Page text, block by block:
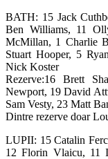
BATH: 15 Jack
Ben Williams, 11
McMillan, 1 Charlie
Stuart Hooper, 5
Nick Koster
Rezerve:16 Brett
Newport, 19 David
Sam Vesty, 23 Matt
Dintre rezerve doar
LUPII: 15 Catalin
12 Florin Vlaicu, 11